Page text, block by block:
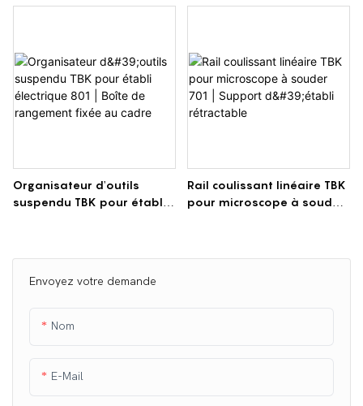
Envoyez votre demande
Nom
E-Mail
Organisateur d'outils
suspendu TBK pour établi
Rail coulissant linéaire TBK
pour microscope à souder